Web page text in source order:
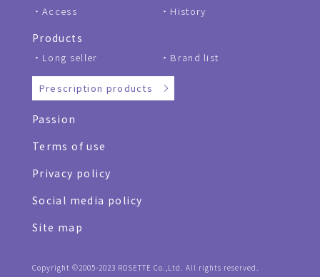
Access
History
Products
Long seller Brand list
Prescription products
Passion
Terms of use
Privacy policy
Social media policy
Site map
Copyright ©2005-2023 ROSETTE Co.,Ltd. All rights reserved.